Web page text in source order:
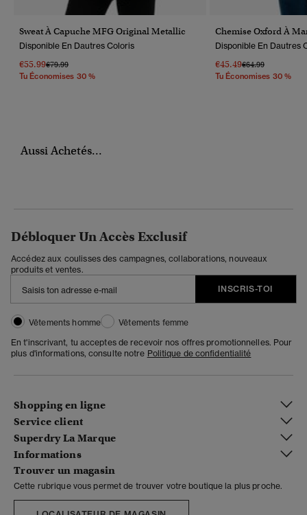
Sweat À Capuche MFG Original Metallic
Disponible En Dautres Coloris
€55.99Prix Réduit De
€79.99À
Tu Économises 30 %
Chemise Oxford À
Disponible En Dautres
€45.49Prix Réduit De
€64.99À
Tu Économises 30 %
Aussi Achetés...
Débloquer Un Accès Exclusif
Accédez aux coulisses des campagnes, collaborations, nouveaux
produits et ventes.
INSCRIS-TOI
Vêtements homme
Vêtements femme
En t'inscrivant, tu acceptes de recevoir nos offres promotionnelles. Pour
plus d'informations, consulte notre Politique de confidentialité
Shopping en ligne
Service client
Superdry La Marque
Informations
Trouver un magasin
Cette rubrique vous permet de trouver votre boutique la plus proche.